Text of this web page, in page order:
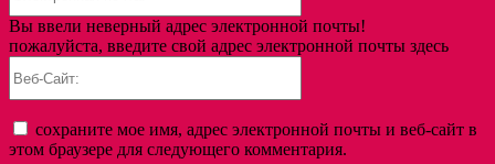
Вы ввели неверный адрес электронной почты!
пожалуйста, введите свой адрес электронной почты здесь
сохраните мое имя, адрес электронной почты и веб-сайт в
этом браузере для следующего комментария.